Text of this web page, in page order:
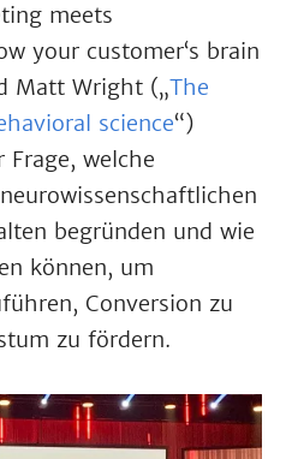
meets
your customer‘s brain
Matt Wright („The
science“)
welche
begründen und wie
können, um
Conversion zu
zu fördern.